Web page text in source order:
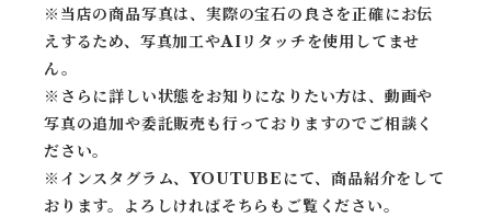
※当店の商品写真は、実際の宝石の良さを正確にお伝
えするため、写真加工やAIリタッチを使用してませ
ん。
※ さらに詳しい状態をお知りになりたい方は、動画や
写真の追加や委託販売も行っておりますのでご相談く
ださい。
※ インスタグラム、YOUTUBEにて、商品紹介をして
おります。よろしければそちらもご覧ください。